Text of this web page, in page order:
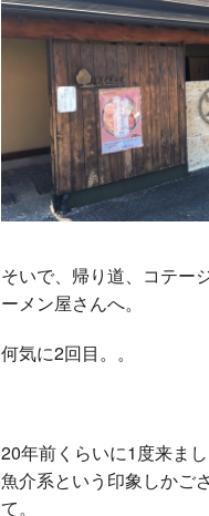
そいで、帰り道、コテー
ーメン屋さんへ。
何気に2回目。。
20年前くらいに1度来ま
魚介系という印象しかご
て。